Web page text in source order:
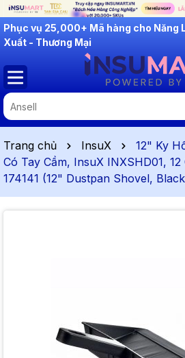
INSUMART: Lắng Nghe - Thấu Hiểu -
Phục vụ 25,000+ Mã hàng cho Năng
Xuất - Thương Mại
Trang chủ InsuX
12" Ky
Có Tay Cầm, InsuX INXSHD01,
174141 (12" Dustpan Shovel,